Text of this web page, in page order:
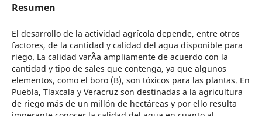
Resumen
El desarrollo de la actividad agrícola depende, entre otros
factores, de la cantidad y calidad del agua disponible para
riego. La calidad varÃ­a ampliamente de acuerdo con la
cantidad y tipo de sales que contenga, ya que algunos
elementos, como el boro (B), son tóxicos para las plantas. En
Puebla, Tlaxcala y Veracruz son destinadas a la agricultura
de riego más de un millón de hectáreas y por ello resulta